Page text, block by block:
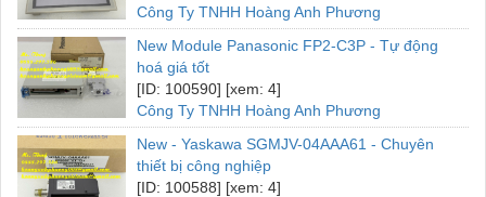
Công Ty TNHH Hoàng Anh Phương
New Module Panasonic FP2-C3P - Tự động
hoá giá tốt
[ID: 100590] [xem: 4]
Công Ty TNHH Hoàng Anh Phương
New - Yaskawa SGMJV-04AAA61 - Chuyên
thiết bị công nghiệp
[ID: 100588] [xem: 4]